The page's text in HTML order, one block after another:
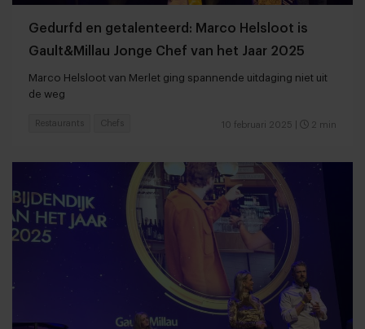
Gedurfd en getalenteerd: Marco Helsloot is
Gault&Millau Jonge Chef van het Jaar 2025
Marco Helsloot van Merlet ging spannende uitdaging niet uit
de weg
10 februari 2025 2 min
Restaurants Chefs